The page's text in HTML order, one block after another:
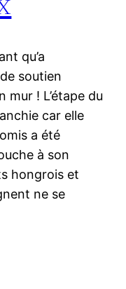
qu’a
soutien
! L’étape du
car elle
a été
à son
hongrois et
ne se